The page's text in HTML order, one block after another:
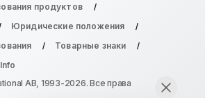
продуктов
Юридические положения
Товарные знаки
AB, 1993-2026. Все права